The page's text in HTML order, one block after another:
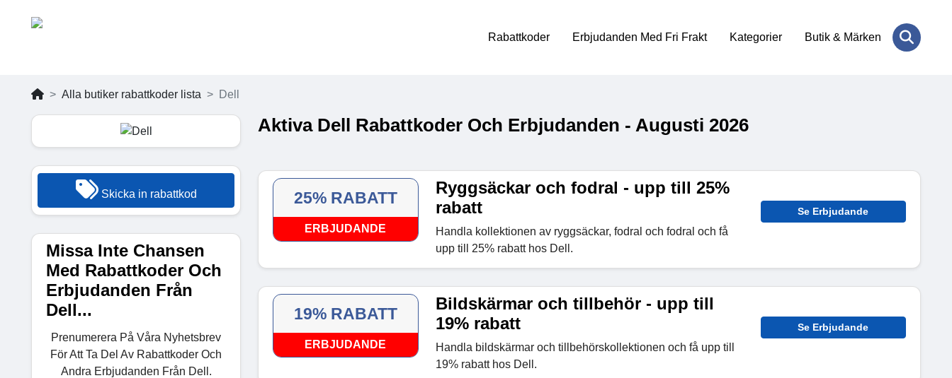
Rabattkoder Erbjudanden Med Fri Frakt Kategorier Butik & Märken
Alla butiker rabattkoder lista Dell
Skicka in rabattkod
Missa Inte Chansen
Med Rabattkoder Och
Erbjudanden Från
Dell...
Prenumerera På Våra Nyhetsbrev
För Att Ta Del Av Rabattkoder Och
Andra Erbjudanden Från Dell.
Aktiva Dell Rabattkoder Och Erbjudanden - Augusti 2026
25% RABATT
ERBJUDANDE
Ryggsäckar och fodral - upp till 25%
rabatt
Handla kollektionen av ryggsäckar, fodral och fodral och få
upp till 25% rabatt hos Dell.
Se Erbjudande
19% RABATT
ERBJUDANDE
Bildskärmar och tillbehör - upp till
19% rabatt
Handla bildskärmar och tillbehörskollektionen och få upp till
19% rabatt hos Dell.
Se Erbjudande